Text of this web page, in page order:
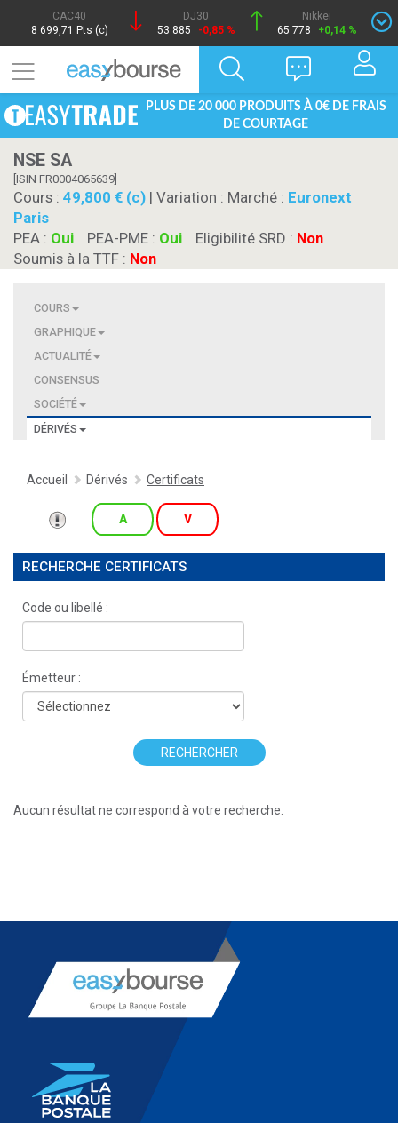
CAC40
8 699,71 Pts (c)
DJ30
53 885
-0,85 %
Nikkei
65 778
+0,14 %
PLUS DE 20 000 PRODUITS À 0€ DE FRAIS
DE COURTAGE
NSE SA
[ISIN FR0004065639]
Cours : 49,800 € (c) | Variation : Marché : Euronext
Paris
PEA : Oui PEA-PME : Oui Eligibilité SRD : Non
Soumis à la TTF : Non
COURS
GRAPHIQUE
ACTUALITÉ
CONSENSUS
SOCIÉTÉ
DÉRIVÉS
Accueil Dérivés Certificats
A V
RECHERCHE CERTIFICATS
Code ou libellé :
Émetteur :
RECHERCHER
Aucun résultat ne correspond à votre recherche.